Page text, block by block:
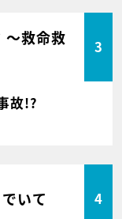
～救命救
3
故!?
いて 4